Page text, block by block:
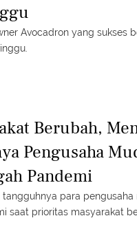
Avocadron yang sukses
Berubah,
Pengusaha
Pandemi
para pengusaha
saat prioritas masyarakat